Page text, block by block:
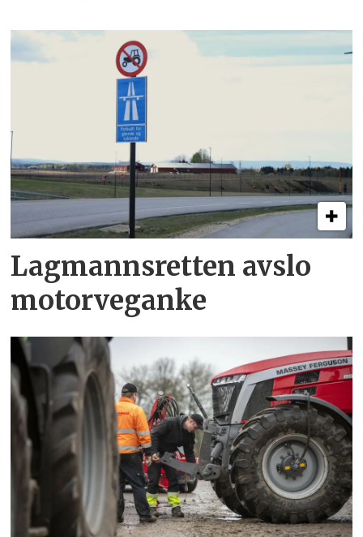
Lagmannsretten avslo
motorveganke